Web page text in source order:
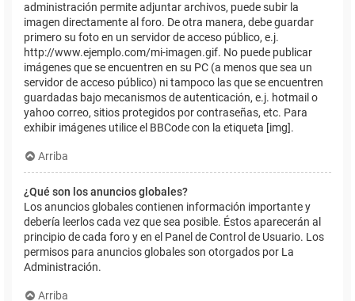
administración permite adjuntar archivos, puede subir la
imagen directamente al foro. De otra manera, debe guardar
primero su foto en un servidor de acceso público, e.j.
http://www.ejemplo.com/mi-imagen.gif. No puede publicar
imágenes que se encuentren en su PC (a menos que sea un
servidor de acceso público) ni tampoco las que se encuentren
guardadas bajo mecanismos de autenticación, e.j. hotmail o
yahoo correo, sitios protegidos por contraseñas, etc. Para
exhibir imágenes utilice el BBCode con la etiqueta [img].
Arriba
¿Qué son los anuncios globales?
Los anuncios globales contienen información importante y
debería leerlos cada vez que sea posible. Éstos aparecerán al
principio de cada foro y en el Panel de Control de Usuario. Los
permisos para anuncios globales son otorgados por La
Administración.
Arriba